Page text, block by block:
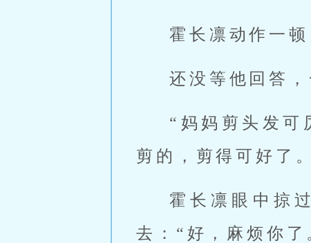
霍长凛动作一
还没等他回答
“妈妈剪头发可
剪的，剪得可好了
霍长凛眼中掠
去：“好，麻烦你了